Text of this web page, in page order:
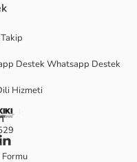
Destek Whatsapp Destek
Hizmeti